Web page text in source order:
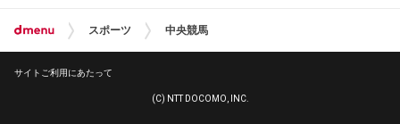
スポーツ 中央競馬
サイトご利用にあたって
(C) NTT DOCOMO, INC.